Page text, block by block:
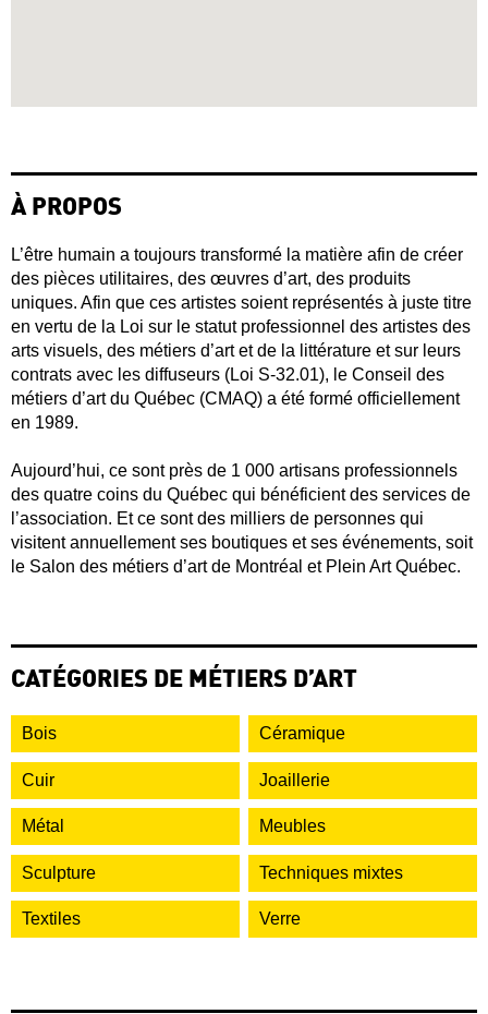
À PROPOS
L’être humain a toujours transformé la matière afin de créer
des pièces utilitaires, des œuvres d’art, des produits
uniques. Afin que ces artistes soient représentés à juste titre
en vertu de la Loi sur le statut professionnel des artistes des
arts visuels, des métiers d’art et de la littérature et sur leurs
contrats avec les diffuseurs (Loi S-32.01), le Conseil des
métiers d’art du Québec (CMAQ) a été formé officiellement
en 1989.
Aujourd’hui, ce sont près de 1 000 artisans professionnels
des quatre coins du Québec qui bénéficient des services de
l’association. Et ce sont des milliers de personnes qui
visitent annuellement ses boutiques et ses événements, soit
le Salon des métiers d’art de Montréal et Plein Art Québec.
CATÉGORIES DE MÉTIERS D’ART
Bois Céramique
Cuir Joaillerie
Métal Meubles
Sculpture Techniques mixtes
Textiles Verre